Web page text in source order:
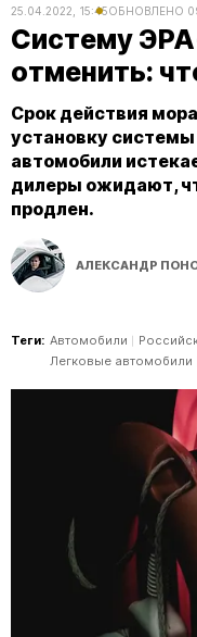
25.04.2022, 15:45ОБНОВЛЕНО
Систему
отменить:
Срок действия
установку
автомобили
дилеры ожидают,
продлен.
АЛЕКСАНДР
Теги: Автомобили
Легковые автомобили